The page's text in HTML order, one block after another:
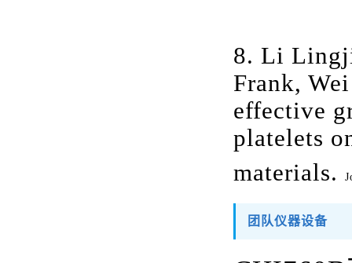
8. Li
Frank,
effective
platelets
materials.
团队仪器设备